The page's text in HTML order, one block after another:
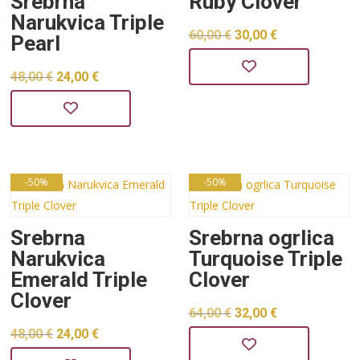
Narukvica Triple
Pearl
48,00€ Izvorna
cijena
bila
48,00 €.
24,00€
je:
60,00€ Izvorna
cijena
bila
30,00 €
je:
-50%
Srebrna
Narukvica
Emerald Triple
Clover
48,00€ Izvorna
24,00€
-50%
Srebrna ogrlica
Turquoise Triple
Clover
64,00€ Izvorna
cijena
32,00 €